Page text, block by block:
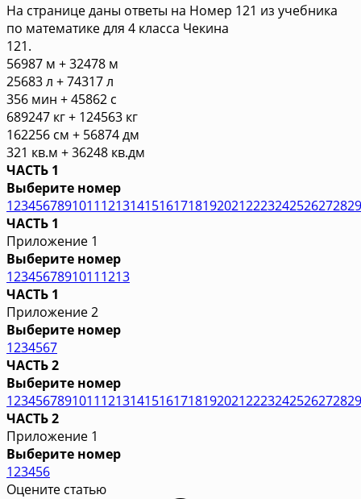
На странице даны ответы на Номер 121 из учебника
по математике для 4 класса Чекина
121.
56987 м + 32478 м
25683 л + 74317 л
356 мин + 45862 с
689247 кг + 124563 кг
162256 см + 56874 дм
321 кв.м + 36248 кв.дм
ЧАСТЬ 1
Выберите номер
1234567891011121314151617181920212223242526272829
ЧАСТЬ 1
Приложение 1
Выберите номер
12345678910111213
ЧАСТЬ 1
Приложение 2
Выберите номер
1234567
ЧАСТЬ 2
Выберите номер
1234567891011121314151617181920212223242526272829
ЧАСТЬ 2
Приложение 1
Выберите номер
123456
Оцените статью